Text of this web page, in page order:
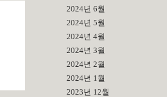
2024년 6월
2024년 5월
2024년 4월
2024년 3월
2024년 2월
2024년 1월
2023년 12월